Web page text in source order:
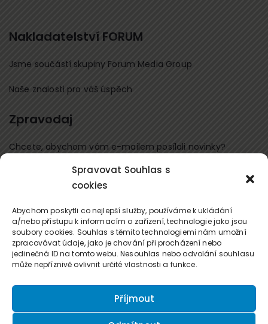
Spravovat Souhlas s
cookies
Abychom poskytli co nejlepší služby, používáme k ukládání
a/nebo přístupu k informacím o zařízení, technologie jako jsou
soubory cookies. Souhlas s těmito technologiemi nám umožní
zpracovávat údaje, jako je chování při procházení nebo
jedinečná ID na tomto webu. Nesouhlas nebo odvolání souhlasu
může nepříznivě ovlivnit určité vlastnosti a funkce.
Příjmout
Nakladatelství FORUM
Jsme součástí skupiny Forum Media Group
Naše znalosti pro váš úspěch
Zpravodaj
Chcete, abychom vám e-mailem posílali novinky?
Přihlaste se k odběru
Kontaktujte nás
office@forum-media.cz
Tel.: +420 251 115 576